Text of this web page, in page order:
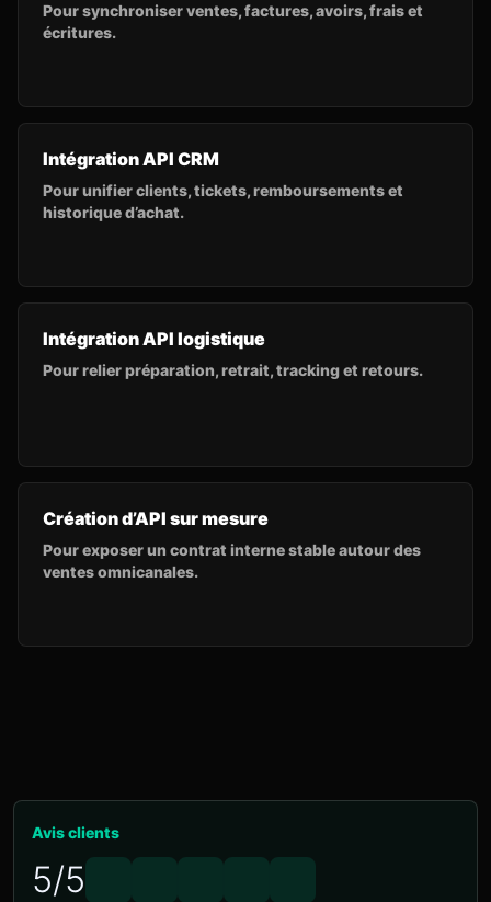
Pour synchroniser ventes, factures, avoirs, frais et
écritures.
Intégration API CRM
Pour unifier clients, tickets, remboursements et
historique d’achat.
Intégration API logistique
Pour relier préparation, retrait, tracking et retours.
Création d’API sur mesure
Pour exposer un contrat interne stable autour des
ventes omnicanales.
Avis clients
5/5